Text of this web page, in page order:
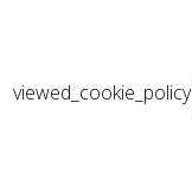
viewed_cookie_policy